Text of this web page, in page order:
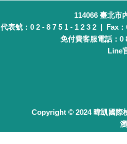
114066 臺北市
代表號：0 2 - 8 7 5 1 - 1 2 3 2 | Fax
免付費客服電話：0
Line
Copyright © 2024 暐凱國際